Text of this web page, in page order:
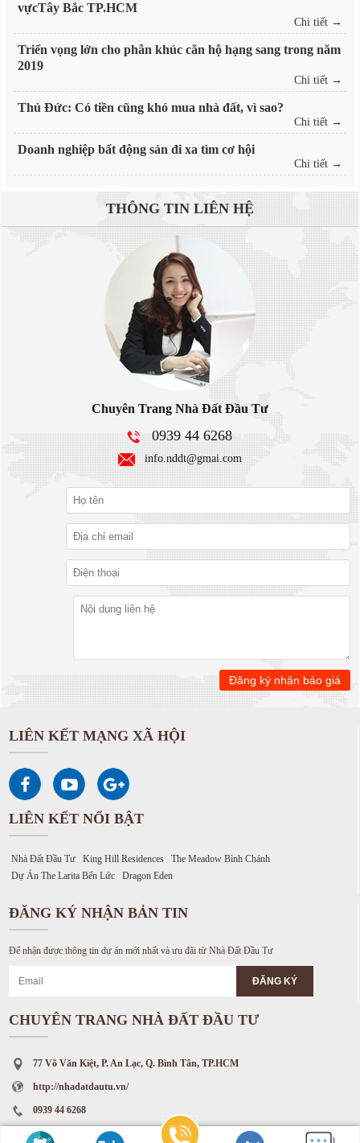
vựcTây Bắc TP.HCM
Chi tiết →
Triển vọng lớn cho phân khúc căn hộ hạng sang trong năm
2019
Chi tiết →
Thủ Đức: Có tiền cũng khó mua nhà đất, vì sao?
Chi tiết →
Doanh nghiệp bất động sản đi xa tìm cơ hội
Chi tiết →
THÔNG TIN LIÊN HỆ
Chuyên Trang Nhà Đất Đầu Tư
0939 44 6268
info.nddt@gmai.com
LIÊN KẾT MẠNG XÃ HỘI
LIÊN KẾT NỔI BẬT
Nhà Đất Đầu Tư King Hill Residences
The Meadow Bình Chánh
Dự Án The Larita Bến Lức
Dragon Eden
ĐĂNG KÝ NHẬN BẢN TIN
Để nhận được thông tin dự án mới nhất và ưu đãi từ Nhà Đất Đầu Tư
CHUYÊN TRANG NHÀ ĐẤT ĐẦU TƯ
77 Võ Văn Kiệt, P. An Lạc, Q. Bình Tân, TP.HCM
http://nhadatdautu.vn/
0939 44 6268
info.nddt@gmai.com